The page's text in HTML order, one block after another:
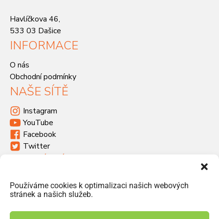
Používáme cookies k optimalizaci našich webových
stránek a našich služeb.
Havlíčkova 46,
533 03 Dašice
INFORMACE
O nás
Obchodní podmínky
NAŠE SÍTĚ
Instagram
YouTube
Facebook
Twitter
Havlíčkova 46, 533 03 Dašice
+420 466 951 103